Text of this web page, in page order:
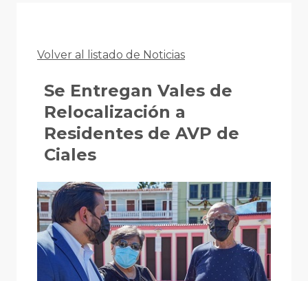
Volver al listado de Noticias
Se Entregan Vales de
Relocalización a
Residentes de AVP de
Ciales